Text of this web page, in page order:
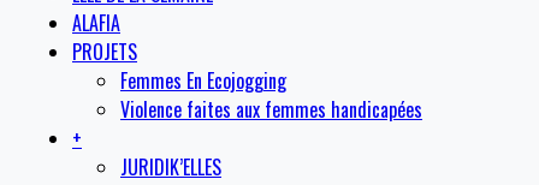
ALAFIA
PROJETS
Femmes En Ecojogging
Violence faites aux femmes handicapées
+
JURIDIK’ELLES